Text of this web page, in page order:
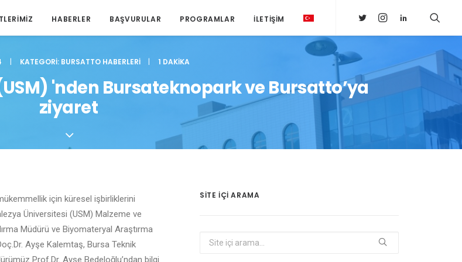
HABERLER BAŞVURULAR PROGRAMLAR İLETIŞIM
| KATEGORI: BURSATTO HABERLERI | 1 DAKIKA
'nden Bursateknopark ve Bursatto’ya
ziyaret
için küresel işbirliklerini
Üniversitesi (USM) Malzeme ve
Müdürü ve Biyomateryal Araştırma
Ayşe Kalemtaş, Bursa Teknik
Prof.Dr. Ayşe Bedeloğlu’ndan bilgi
SITE IÇI ARAMA